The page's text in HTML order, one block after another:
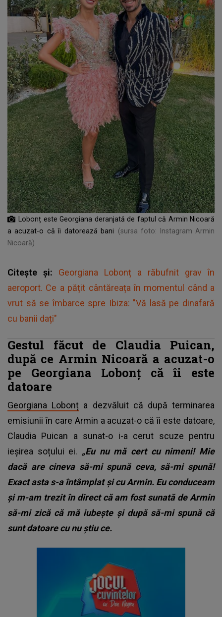
Lobonț este Georgiana deranjată de faptul că Armin Nicoară
a acuzat-o că îi datorează bani
(sursa foto: Instagram Armin
Nicoară)
Citește și: Georgiana Lobonț a răbufnit grav în
aeroport. Ce a pățit cântăreața în momentul când a
vrut să se îmbarce spre Ibiza: "Vă lasă pe dinafară
cu banii dați"
Gestul făcut de Claudia Puican,
după ce Armin Nicoară a acuzat-o
pe Georgiana Lobonț că îi este
datoare
Georgiana Lobonț a dezvăluit că după terminarea
emisiunii în care Armin a acuzat-o că îi este datoare,
Claudia Puican a sunat-o i-a cerut scuze pentru
ieșirea soțului ei. „Eu nu mă cert cu nimeni! Mie
dacă are cineva să-mi spună ceva, să-mi spună!
Exact asta s-a întâmplat și cu Armin. Eu conduceam
și m-am trezit în direct că am fost sunată de Armin
să-mi zică că mă iubește și după să-mi spună că
sunt datoare cu nu știu ce.